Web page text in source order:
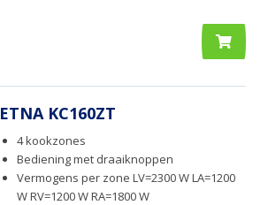
ETNA KC160ZT
4 kookzones
Bediening met draaiknoppen
Vermogens per zone LV=2300 W LA=1200
W RV=1200 W RA=1800 W